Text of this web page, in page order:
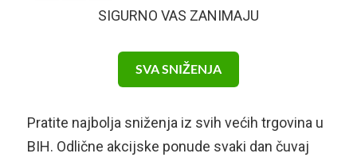
SIGURNO VAS ZANIMAJU
SVA SNIŽENJA
Pratite najbolja sniženja iz svih većih trgovina u
BIH. Odlične akcijske ponude svaki dan čuvaj